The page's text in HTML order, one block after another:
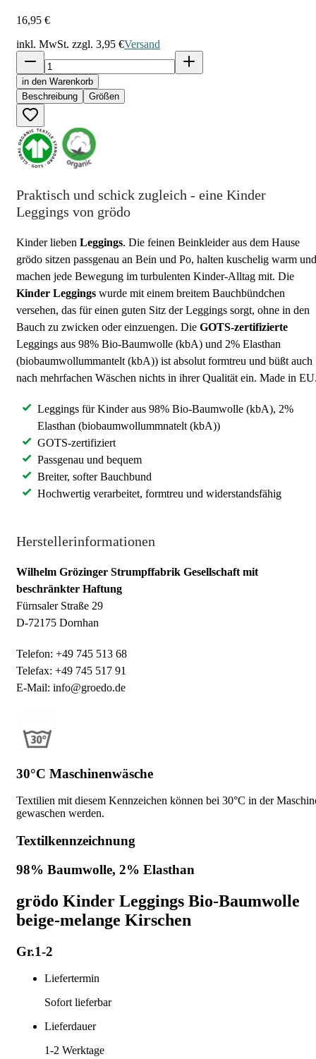
16,95 €
inkl. MwSt. zzgl. 3,95 €Versand
in den Warenkorb
Beschreibung
Größen
Praktisch und schick zugleich - eine Kinder
Leggings von grödo
Kinder lieben Leggings. Die feinen Beinkleider aus dem Hause
grödo sitzen passgenau an Bein und Po, halten kuschelig warm und
machen jede Bewegung im turbulenten Kinder-Alltag mit. Die
Kinder Leggings wurde mit einem breitem Bauchbündchen
versehen, das für einen guten Sitz der Leggings sorgt, ohne in den
Bauch zu zwicken oder einzuengen. Die GOTS-zertifizierte
Leggings aus 98% Bio-Baumwolle (kbA) und 2% Elasthan
(biobaumwollummantelt (kbA)) ist absolut formtreu und büßt auch
nach mehrfachen Wäschen nichts in ihrer Qualität ein. Made in
Leggings für Kinder aus 98% Bio-Baumwolle (kbA), 2%
Elasthan (biobaumwollummnatelt (kbA))
GOTS-zertifiziert
Passgenau und bequem
Breiter, softer Bauchbund
Hochwertig verarbeitet, formtreu und widerstandsfähig
Herstellerinformationen
Wilhelm Grözinger Strumpffabrik Gesellschaft mit
beschränkter Haftung
Fürnsaler Straße 29
D-72175 Dornhan
Telefon: +49 745 513 68
Telefax: +49 745 517 91
E-Mail: info@groedo.de
30°C Maschinenwäsche
Textilien mit diesem Kennzeichen können bei 30°C in der
gewaschen werden.
Textilkennzeichnung
98% Baumwolle, 2% Elasthan
grödo Kinder Leggings Bio-Baumwolle
beige-melange Kirschen
Gr.1-2
Liefertermin
Sofort lieferbar
Lieferdauer
1-2 Werktage